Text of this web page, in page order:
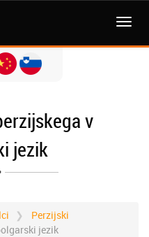
MENI
v
jezik
Perzijski
jezik